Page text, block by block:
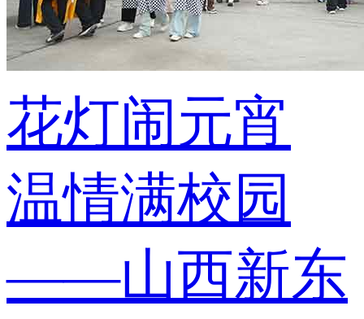
花灯闹元宵
温情满校园
——山西新东